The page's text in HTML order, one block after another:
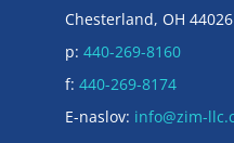
Chesterland, OH 44026
p: 440-269-8160
f: 440-269-8174
E-naslov: info@zim-